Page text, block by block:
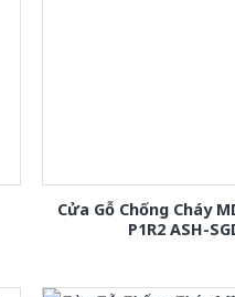
Cửa Gỗ Chống Cháy
P1R2 ASH-